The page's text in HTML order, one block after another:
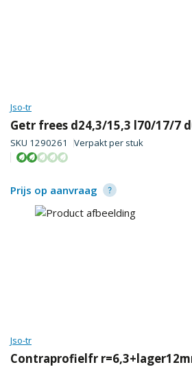
Jso-tr
Getr frees d24,3/15,3 l70/17/7
SKU 1290261 Verpakt per stuk
Prijs op aanvraag
Jso-tr
Contraprofielfr